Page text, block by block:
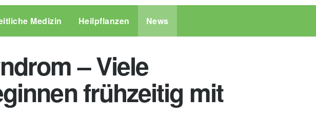
Medizin Heilpflanzen News
– Viele
frühzeitig mit